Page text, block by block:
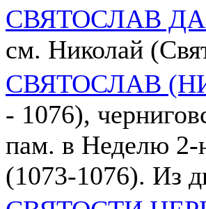
СВЯТОСЛАВ
см. Николай
СВЯТОСЛАВ
- 1076),
пам. в Неделю 2-
(1073-1076). Из